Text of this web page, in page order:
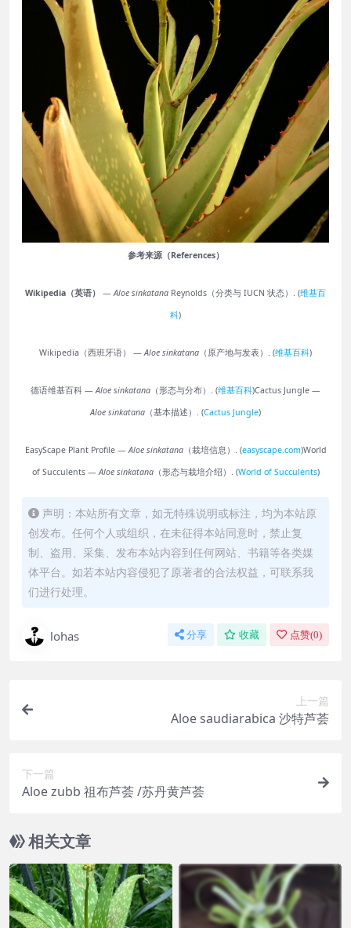
参考来源（References）
Wikipedia（英语） — Aloe sinkatana Reynolds（分类与 IUCN 状态）. (维基百
科)
Wikipedia（西班牙语） — Aloe sinkatana （原产地与发表）. (维基百科)
德语维基百科 — Aloe sinkatana （形态与分布）. (维基百科)Cactus Jungle —
Aloe sinkatana （基本描述）. (Cactus Jungle)
EasyScape Plant Profile — Aloe sinkatana（栽培信息）. (easyscape.com)World
of Succulents — Aloe sinkatana（形态与栽培介绍）. (World of Succulents)
声明：本站所有文章，如无特殊说明或标注，均为本站原
创发布。任何个人或组织，在未征得本站同意时，禁止复
制、盗用、采集、发布本站内容到任何网站、书籍等各类媒
体平台。如若本站内容侵犯了原著者的合法权益，可联系我
们进行处理。
lohas 分享 收藏 点赞(0)
上一篇
Aloe saudiarabica 沙特芦荟
下一篇
Aloe zubb 祖布芦荟 /苏丹黄芦荟
相关文章